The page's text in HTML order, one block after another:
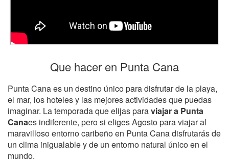
Que hacer en Punta Cana
Punta Cana es un destino único para disfrutar de la playa,
el mar, los hoteles y las mejores actividades que puedas
imaginar. La temporada que elijas paraviajar a Punta
Canaes indiferente, pero si eliges Agosto para viajar al
maravilloso entorno caribeño en Punta Cana disfrutarás de
un clima inigualable y de un entorno natural único en el
mundo.